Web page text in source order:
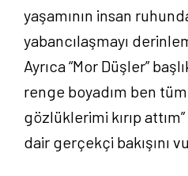
yaşamının insan
yabancılaşmayı
Ayrıca “Mor Düşler”
renge boyadım ben
gözlüklerimi kırıp
dair gerçekçi bakışını